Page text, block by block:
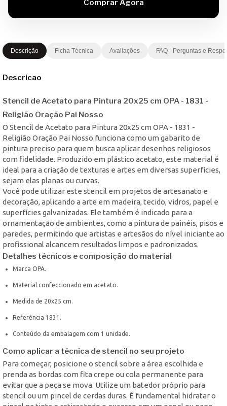
Descrição Ficha Técnica Avaliações FAQ - Perguntas e
Descricao
Stencil de Acetato para Pintura 20x25 cm OPA - 1831 -
Religião Oração Pai Nosso
O Stencil de Acetato para Pintura 20x25 cm OPA - 1831 -
Religião Oração Pai Nosso funciona como um gabarito de
pintura preciso para quem busca aplicar desenhos religiosos
com fidelidade. Produzido em plástico acetato, este material é
ideal para a criação de texturas e artes em diversas superfícies,
sejam elas planas ou curvas.
Você pode utilizar este stencil em projetos de artesanato e
decoração, aplicando a arte em madeira, tecido, vidros, papel e
superfícies galvanizadas. Ele também é indicado para a
ornamentação de ambientes, como a pintura de painéis, pisos e
paredes, permitindo que artistas e artesãos do nível iniciante ao
profissional alcancem resultados limpos e padronizados.
Detalhes técnicos e composição do material
Marca OPA.
Material confeccionado em acetato.
Medida de 20x25 cm.
Referência 1831.
Conteúdo da embalagem com 1 unidade.
Como aplicar a técnica de stencil no seu projeto
Para começar, posicione o stencil sobre a área escolhida e
prenda as bordas com fita crepe ou cola permanente para
evitar que a peça se mova. Utilize um batedor próprio para
stencil ou um pincel de cerdas duras. É fundamental hidratar o